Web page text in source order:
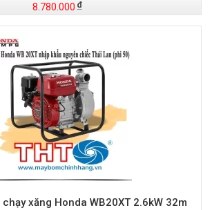
8.780.000
xăng Honda WB20XT 2.6kW 32m